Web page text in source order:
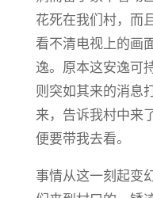
花死在我们村，而
看不清电视上的画
逸。原本这安逸可
则突如其来的消息
来，告诉我村中来
便要带我去看。
事情从这一刻起变